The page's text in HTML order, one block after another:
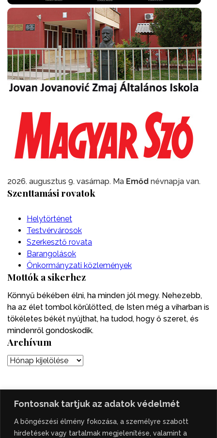
Fontosnak tartjuk az adatok védelmét
A böngészési élmény fokozása, a személyre szabott
hirdetések vagy tartalmak megjelenítése, valamint a
2026. augusztus 9. vasárnap. Ma Emőd névnapja van.
Szenttamási rovatok
Helytörténet
Testvérvárosok
Szerkesztő rovata
Barangolások
Önkormányzati közlemények
Mottók a sikerhez
Könnyű békében élni, ha minden jól megy. Nehezebb,
ha az élet tombol körülötted, de Isten még a viharban is
tökéletes békét nyújthat, ha tudod, hogy ő szeret, és
mindenről gondoskodik.
Archívum
Adatvédelem és felhasználási útmutató:
A szenttamás.rs magyar nyelvű internetes hírportálon
megjelenő szerzői írások, a híranyag és minden egyéb